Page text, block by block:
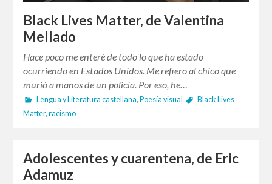
Black Lives Matter, de Valentina
Mellado
Hace poco me enteré de todo lo que ha estado
ocurriendo en Estados Unidos. Me refiero al chico que
murió a manos de un policía. Por eso, he…
Lengua y Literatura castellana, Poesía visual
Black Lives
Matter,racismo
Adolescentes y cuarentena, de Eric
Adamuz